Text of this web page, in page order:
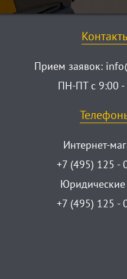
Прием заявок:
ПН-ПТ с 9:00 -
Интернет-
+7 (495) 125 -
Юридические
+7 (495) 125 -